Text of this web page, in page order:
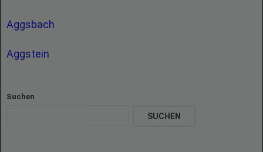
Aggsbach
Aggstein
Suchen
SUCHEN